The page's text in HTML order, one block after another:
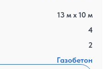
13 м x 10 м
4
2
Газобетон